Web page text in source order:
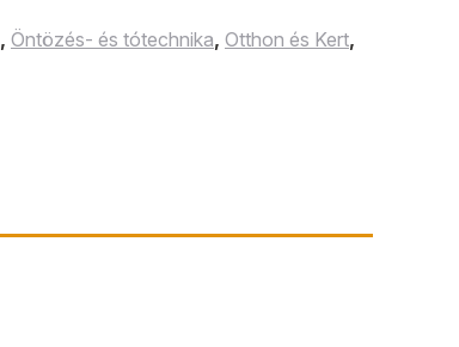
, Öntözés- és tótechnika, Otthon és Kert,